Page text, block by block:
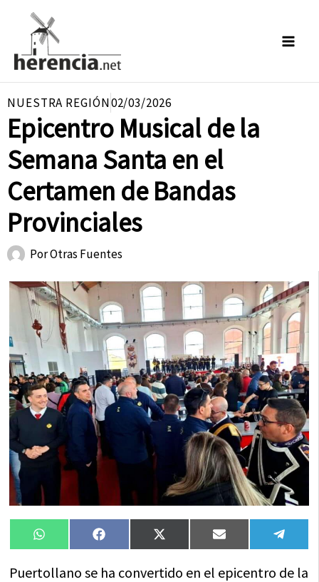
contenido
NUESTRA REGIÓN02/03/2026
Epicentro Musical de la
Semana Santa en el
Certamen de Bandas
Provinciales
PorOtras Fuentes
Compartir
en
WhatsAppCompartir
en
FacebookCompartir
en
X
(Twitter)
Compartir
en
Email
en
Puertollano se ha convertido en el epicentro de la